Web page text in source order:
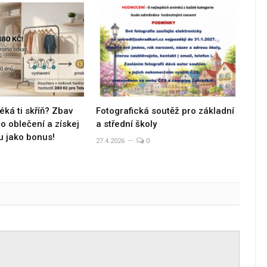
ti skříň? Zbav
oblečení a získej
jako bonus!
Fotografická soutěž pro základní
a střední školy
27.4.2026 0